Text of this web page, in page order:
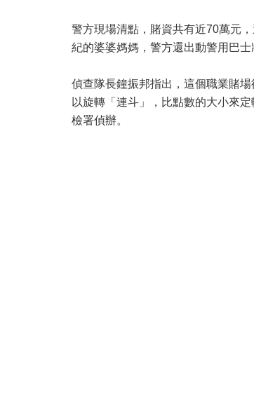
警方現場清點，賭資共有近70萬元
紀的婆婆媽媽，警方還出動警用巴士
偵查隊長鐘振邦指出，這個職業賭
以旋轉「連斗」，比點數的大小來
檢署偵辦。